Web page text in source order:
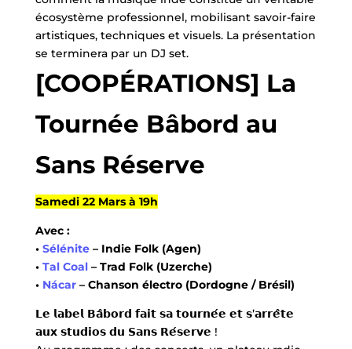
écosystème professionnel, mobilisant savoir-faire
artistiques, techniques et visuels. La présentation
se terminera par un DJ set.
[COOPÉRATIONS] La
Tournée Bâbord au
Sans Réserve
Samedi 22 Mars à 19h
Avec :
• Sélénite– Indie Folk (Agen)
• Tal Coal– Trad Folk (Uzerche)
• Nácar– Chanson électro (Dordogne / Brésil)
𝗟𝗲 𝗹𝗮𝗯𝗲𝗹 𝗕𝗮̂𝗯𝗼𝗿𝗱 𝗳𝗮𝗶𝘁 𝘀𝗮 𝘁𝗼𝘂𝗿𝗻𝗲́𝗲 𝗲𝘁 𝘀’𝗮𝗿𝗿𝗲̂𝘁𝗲
𝗮𝘂𝘅 𝘀𝘁𝘂𝗱𝗶𝗼𝘀 𝗱𝘂 𝗦𝗮𝗻𝘀 𝗥𝗲́𝘀𝗲𝗿𝘃𝗲 !